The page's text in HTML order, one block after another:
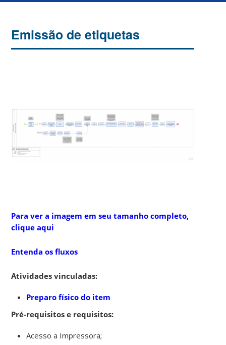
Emissão de etiquetas
Para ver a imagem em seu tamanho completo,
clique aqui
Entenda os fluxos
Atividades vinculadas:
Preparo físico do item
Pré-requisitos e requisitos:
Acesso a Impressora;